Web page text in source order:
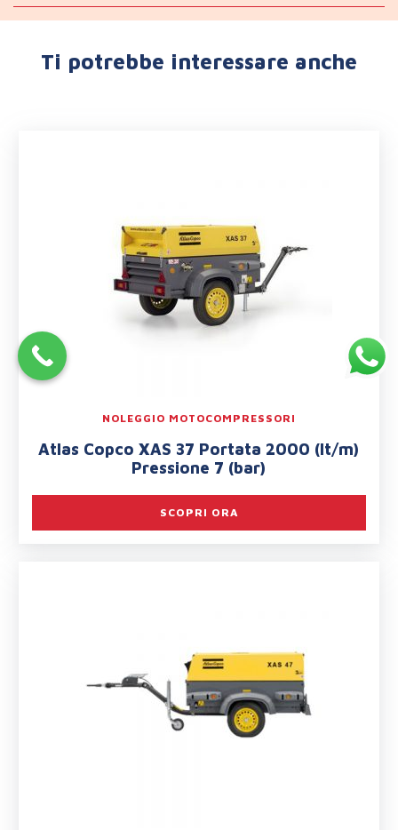
Ti potrebbe interessare anche
NOLEGGIO MOTOCOMPRESSORI
Atlas Copco XAS 37 Portata 2000 (lt/m)
Pressione 7 (bar)
SCOPRI ORA